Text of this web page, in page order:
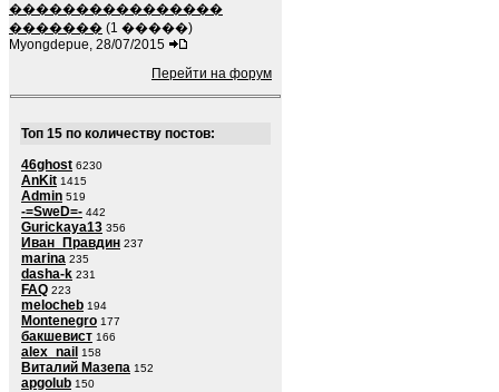
����������������
������� (1 �����)
Myongdepue, 28/07/2015
Перейти на форум
Топ 15 по количеству постов:
46ghost 6230
AnKit 1415
Admin 519
-=SweD=- 442
Gurickaya13 356
Иван_Правдин 237
marina 235
dasha-k 231
FAQ 223
melocheb 194
Montenegro 177
бакшевист 166
alex_nail 158
Виталий Мазепа 152
apgolub 150